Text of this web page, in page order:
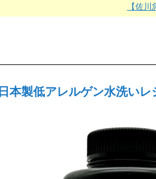
【佐
日本製低アレルゲン水洗い